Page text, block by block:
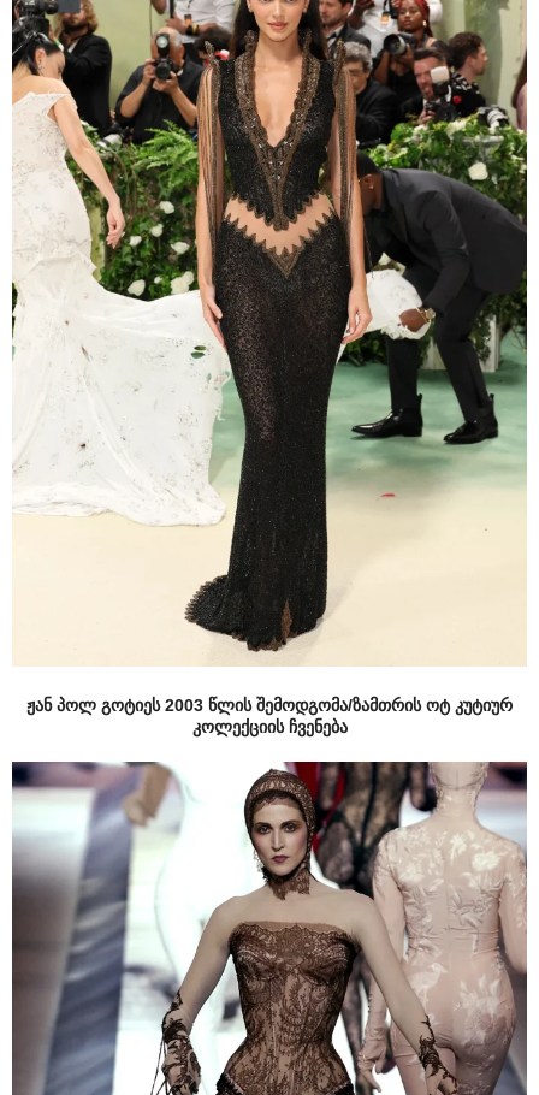
ჟან პოლ გოტიეს 2003 წლის შემოდგომა/ზამთრის ოტ კუტიურ
კოლექციის ჩვენება